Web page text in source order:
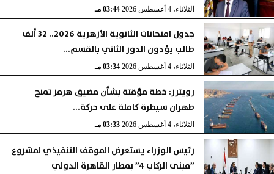
الثلاثاء، 4 أغسطس 2026 03:44 مـ
جدول امتحانات الثانوية الأزهرية 2026.. 32 ألف
طالب يؤدون الدور الثاني بالقسم...
الثلاثاء، 4 أغسطس 2026 03:34 مـ
رويترز: خطة مؤقتة بشأن مضيق هرمز تمنح
طهران سيطرة كاملة على حركة...
الثلاثاء، 4 أغسطس 2026 03:33 مـ
رئيس الوزراء يستعرض الموقف التنفيذي لمشروع
”مبنى الركاب 4” بمطار القاهرة الدولي